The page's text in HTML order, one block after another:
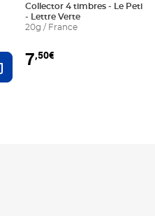
Ajouter au panier
Collector 4 timbres - Le Petit
- Lettre Verte
20g / France
7,50€